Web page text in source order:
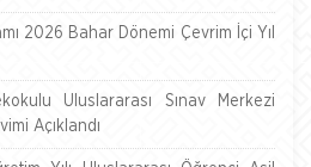
2026 Bahar Dönemi Çevrim İçi Yıl
Uluslararası Sınav Merkezi
Açıklandı